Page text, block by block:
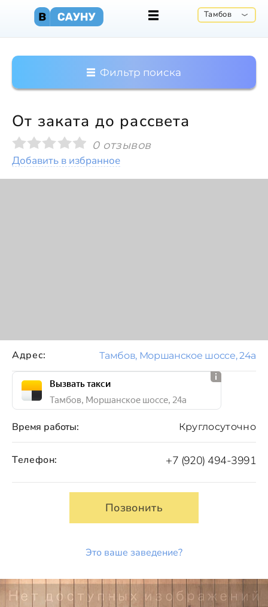
Тамбов
Фильтр поиска
От заката до рассвета
0 отзывов
Добавить в избранное
Время работы: Круглосуточно
Телефон: +7 (920) 494-3991
Позвонить
Это ваше заведение?
Адрес: Тамбов, Моршанское шоссе, 24а
Вызвать такси
Тамбов, Моршанское шоссе, 24а